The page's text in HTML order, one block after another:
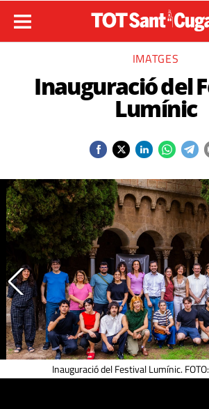
IMATGES
Inauguració del
Lumínic
Inauguració del Festival Lumínic.